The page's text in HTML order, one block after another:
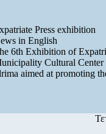
Press exhibition
in English
6th Exhibition of
Cultural
aimed at promoting